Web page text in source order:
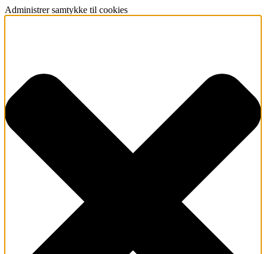
Administrer samtykke til cookies